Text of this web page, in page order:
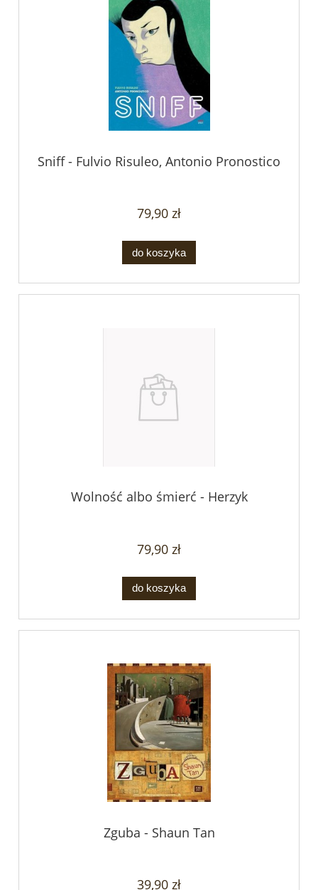
Sniff - Fulvio Risuleo, Antonio Pronostico
79,90 zł
do koszyka
Wolność albo śmierć - Herzyk
79,90 zł
do koszyka
Zguba - Shaun Tan
39,90 zł